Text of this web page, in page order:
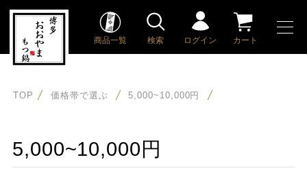
商品一覧 検索 ログイン カート
TOP 価格帯で選ぶ 5,000~10,000円
5,000~10,000円